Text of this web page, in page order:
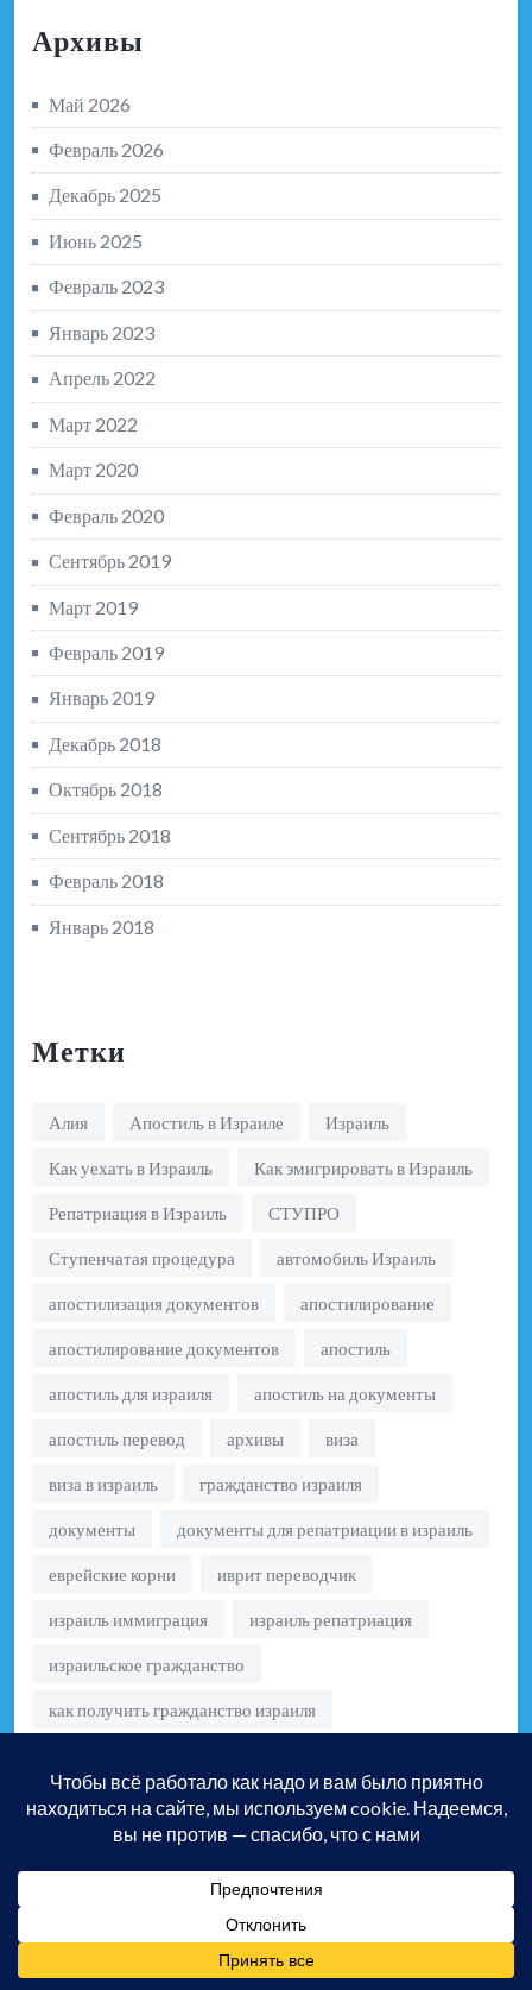
Архивы
Май 2026
Февраль 2026
Декабрь 2025
Июнь 2025
Февраль 2023
Январь 2023
Апрель 2022
Март 2022
Март 2020
Февраль 2020
Сентябрь 2019
Март 2019
Февраль 2019
Январь 2019
Декабрь 2018
Октябрь 2018
Сентябрь 2018
Февраль 2018
Январь 2018
Метки
Алия Апостиль в Израиле Израиль
Как уехать в Израиль Как эмигрировать в Израиль
Репатриация в Израиль СТУПРО
Ступенчатая процедура автомобиль Израиль
апостилизация документов апостилирование
апостилирование документов апостиль
апостиль для израиля апостиль на документы
апостиль перевод архивы виза
виза в израиль гражданство израиля
документы документы для репатриации в израиль
еврейские корни иврит переводчик
израиль иммиграция израиль репатриация
израильское гражданство
как получить гражданство израиля
льготы Израиль мвд израиля налоги Израиль
недвижимость Израиль нотариус израиль
перевод и легализация документов
переезд в израиль подтверждение происхождения